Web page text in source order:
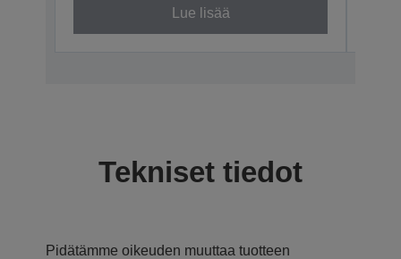
Lue lisää
Tekniset tiedot
Pidätämme oikeuden muuttaa tuotteen